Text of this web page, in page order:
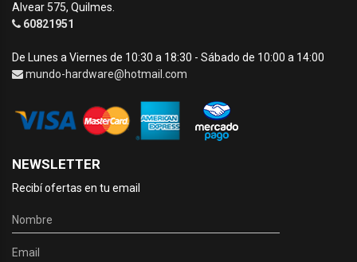
Alvear 575, Quilmes.
60821951
De Lunes a Viernes de 10:30 a 18:30 - Sábado de 10:00 a 14:00
mundo-hardware@hotmail.com
NEWSLETTER
Recibí ofertas en tu email